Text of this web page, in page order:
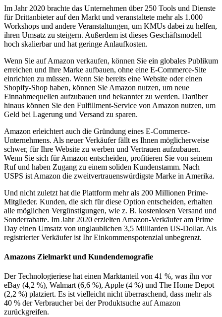
Im Jahr 2020 brachte das Unternehmen über 250 Tools und Dienste
für Drittanbieter auf den Markt und veranstaltete mehr als 1.000
Workshops und andere Veranstaltungen, um KMUs dabei zu helfen,
ihren Umsatz zu steigern. Außerdem ist dieses Geschäftsmodell
hoch skalierbar und hat geringe Anlaufkosten.
Wenn Sie auf Amazon verkaufen, können Sie ein globales Publikum
erreichen und Ihre Marke aufbauen, ohne eine E-Commerce-Site
einrichten zu müssen. Wenn Sie bereits eine Website oder einen
Shopify-Shop haben, können Sie Amazon nutzen, um neue
Einnahmequellen aufzubauen und bekannter zu werden. Darüber
hinaus können Sie den Fulfillment-Service von Amazon nutzen, um
Geld bei Lagerung und Versand zu sparen.
Amazon erleichtert auch die Gründung eines E-Commerce-
Unternehmens. Als neuer Verkäufer fällt es Ihnen möglicherweise
schwer, für Ihre Website zu werben und Vertrauen aufzubauen.
Wenn Sie sich für Amazon entscheiden, profitieren Sie von seinem
Ruf und haben Zugang zu einem soliden Kundenstamm. Nach
USPS ist Amazon die zweitvertrauenswürdigste Marke in Amerika.
Und nicht zuletzt hat die Plattform mehr als 200 Millionen Prime-
Mitglieder. Kunden, die sich für diese Option entscheiden, erhalten
alle möglichen Vergünstigungen, wie z. B. kostenlosen Versand und
Sonderrabatte. Im Jahr 2020 erzielten Amazon-Verkäufer am Prime
Day einen Umsatz von unglaublichen 3,5 Milliarden US-Dollar. Als
registrierter Verkäufer ist Ihr Einkommenspotenzial unbegrenzt.
Amazons Zielmarkt und Kundendemografie
Der Technologieriese hat einen Marktanteil von 41 %, was ihn vor
eBay (4,2 %), Walmart (6,6 %), Apple (4 %) und The Home Depot
(2,2 %) platziert. Es ist vielleicht nicht überraschend, dass mehr als
40 % der Verbraucher bei der Produktsuche auf Amazon
zurückgreifen.